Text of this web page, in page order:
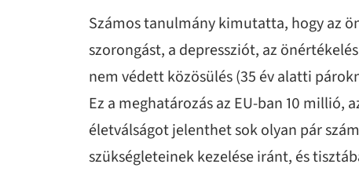
Számos tanulmány kimutatta, hogy az
szorongást, a depressziót, az
nem védett közösülés (35 év alatti
Ez a meghatározás az EU-ban 10
életválságot jelenthet sok olyan pár
szükségleteinek kezelése iránt, és